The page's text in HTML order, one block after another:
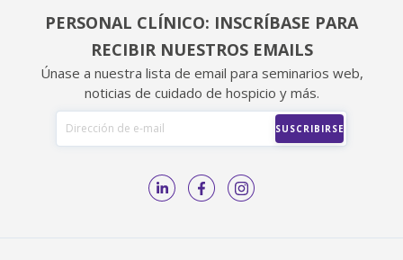
PERSONAL CLÍNICO: INSCRÍBASE PARA
RECIBIR NUESTROS EMAILS
Únase a nuestra lista de email para seminarios web,
noticias de cuidado de hospicio y más.